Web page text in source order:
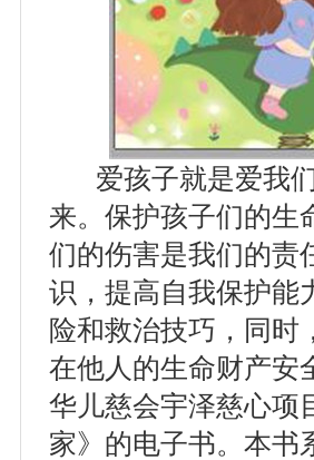
爱孩子就是爱我们
来。保护孩子们的生
们的伤害是我们的责
识，提高自我保护能
险和救治技巧，同时
在他人的生命财产安
华儿慈会宇泽慈心项
家》的电子书。本书